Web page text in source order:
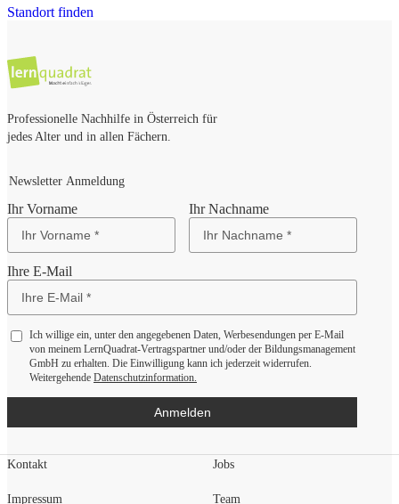
Standort finden
Professionelle Nachhilfe in Österreich für
jedes Alter und in allen Fächern.
Newsletter Anmeldung
Ihr Vorname Ihr Nachname
Ihre E-Mail
Ich willige ein, unter den angegebenen Daten, Werbesendungen per E-Mail
von meinem LernQuadrat-Vertragspartner und/oder der Bildungsmanagement
GmbH zu erhalten. Die Einwilligung kann ich jederzeit widerrufen.
Weitergehende Datenschutzinformation.
Anmelden
Kontakt
Impressum
Jobs
Team